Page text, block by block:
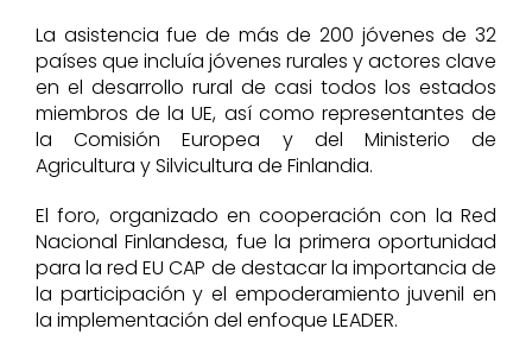
La asistencia fue de más de 200 jóvenes de 32
países que incluía jóvenes rurales y actores clave
en el desarrollo rural de casi todos los estados
miembros de la UE, así como representantes de
la Comisión Europea y del Ministerio de
Agricultura y Silvicultura de Finlandia.
El foro, organizado en cooperación con la Red
Nacional Finlandesa, fue la primera oportunidad
para la red EU CAP de destacar la importancia de
la participación y el empoderamiento juvenil en
la implementación del enfoque LEADER.